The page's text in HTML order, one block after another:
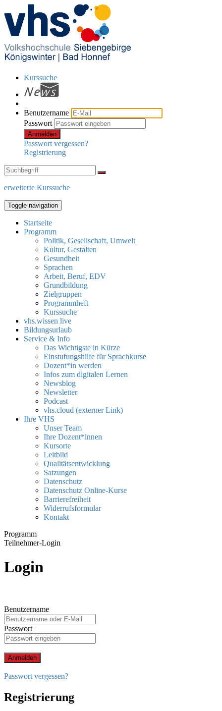
Kurssuche
Benutzername
Passwort
Anmelden
Passwort vergessen?
Registrierung
erweiterte Kurssuche
Toggle navigation
Startseite
Programm
Politik, Gesellschaft, Umwelt
Kultur, Gestalten
Gesundheit
Sprachen
Arbeit, Beruf, EDV
Grundbildung
Zielgruppen
Programmheft
Kurssuche
vhs.wissen live
Bildungsurlaub
Service & Info
Das Wichtigste in Kürze
Einstufungshilfe für Sprachkurse
Dozent*in werden
Infos zum digitalen Lernen
Newsblog
Newsletter
Podcast
vhs.cloud (externer Link)
Ihre VHS
Unser Team
Ihre Dozent*innen
Kursorte
Leitbild
Qualitätsentwicklung
Satzungen
Datenschutz
Datenschutz Online-Kurse
Barrierefreiheit
Widerrufsformular
Kontakt
Programm
Teilnehmer-Login
Login
Benutzername
Passwort
Anmelden
Passwort vergessen?
Registrierung